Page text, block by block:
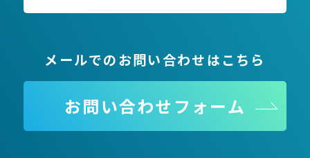
メールでのお問い合わせはこちら
お問い合わせフォーム